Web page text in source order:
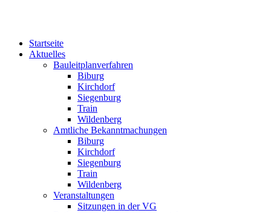
Startseite
Aktuelles
Bauleitplanverfahren
Biburg
Kirchdorf
Siegenburg
Train
Wildenberg
Amtliche Bekanntmachungen
Biburg
Kirchdorf
Siegenburg
Train
Wildenberg
Veranstaltungen
Sitzungen in der VG